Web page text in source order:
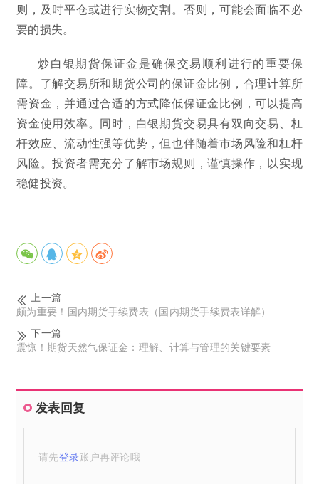
则，及时平仓或进行实物交割。否则，可能会面临不必
要的损失。
炒白银期货保证金是确保交易顺利进行的重要保
障。了解交易所和期货公司的保证金比例，合理计算所
需资金，并通过合适的方式降低保证金比例，可以提高
资金使用效率。同时，白银期货交易具有双向交易、杠
杆效应、流动性强等优势，但也伴随着市场风险和杠杆
风险。投资者需充分了解市场规则，谨慎操作，以实现
稳健投资。
上一篇
颇为重要！国内期货手续费表（国内期货手续费表详解）
下一篇
震惊！期货天然气保证金：理解、计算与管理的关键要素
发表回复
请先登录账户再评论哦